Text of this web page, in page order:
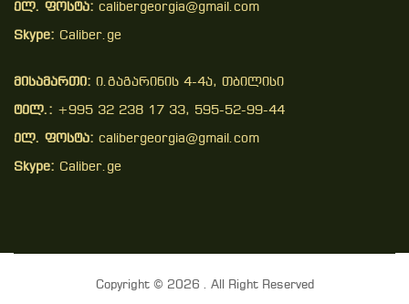
ელ. ფოსტა: calibergeorgia@gmail.com
Skype: Caliber.ge
მისამართი: ი.გაგარინის 4-4ა, თბილისი
ტელ.: +995 32 238 17 33, 595-52-99-44
ელ. ფოსტა: calibergeorgia@gmail.com
Skype: Caliber.ge
Copyright © 2026 . All Right Reserved